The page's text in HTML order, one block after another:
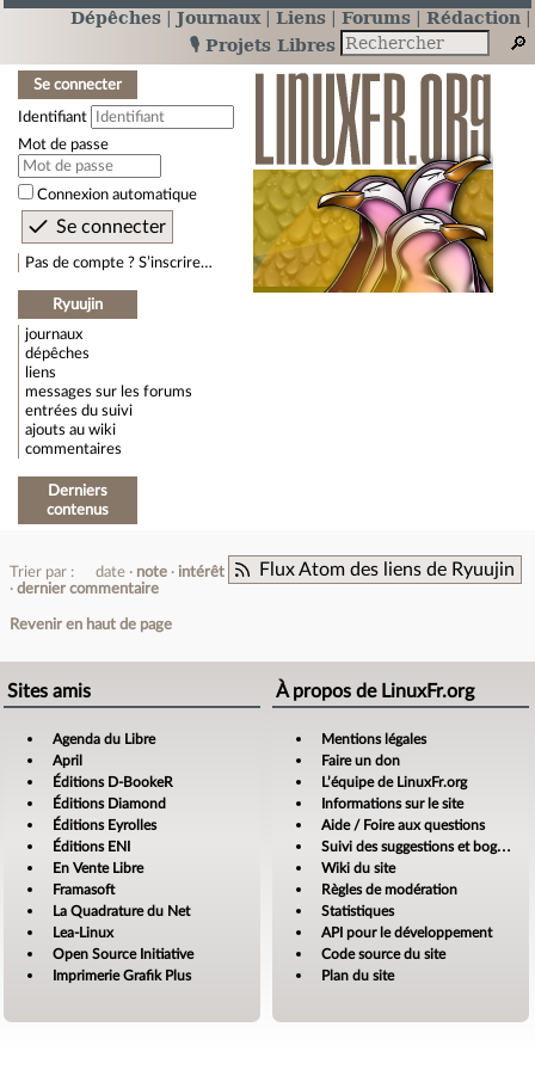
Dépêches Journaux Liens Forums
Rédaction
🎙️ Projets Libres
Se connecter
Identifiant
Mot de passe
Connexion automatique
Pas de compte ? S’inscrire…
Ryuujin
journaux
dépêches
liens
messages sur les forums
entrées du suivi
ajouts au wiki
commentaires
Derniers
contenus
Flux Atom des liens de Ryuujin
Trier par : date note
intérêt
dernier commentaire
Revenir en haut de page
Sites amis
Agenda du Libre
April
Éditions D-BookeR
Éditions Diamond
Éditions Eyrolles
Éditions ENI
En Vente Libre
Framasoft
La Quadrature du Net
Lea-Linux
Open Source Initiative
Imprimerie Grafik Plus
À propos de LinuxFr.org
Mentions légales
Faire un don
L’équipe de LinuxFr.org
Informations sur le site
Aide / Foire aux questions
Suivi des suggestions et bogues
Wiki du site
Règles de modération
Statistiques
API pour le développement
Code source du site
Plan du site